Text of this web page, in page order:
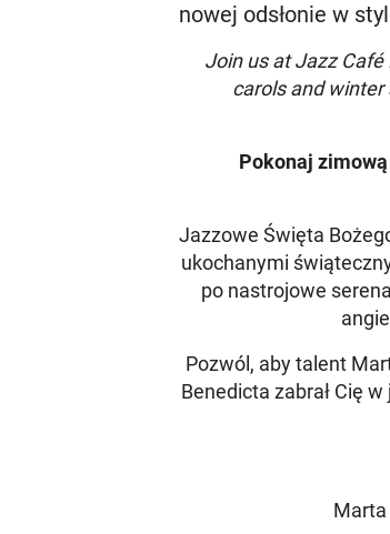
nowej odsłonie w
Join us at Jazz
carols and winter
Pokonaj
Jazzowe Święta
ukochanymi
po nastrojowe
Pozwól, aby talent
Benedicta zabrał Cię